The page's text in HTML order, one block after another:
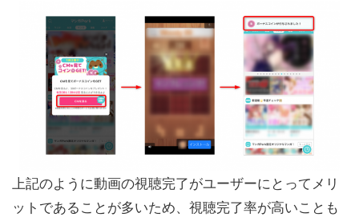
上記のように動画の視聴完了がユーザーにとってメリ
ットであることが多いため、視聴完了率が高いことも